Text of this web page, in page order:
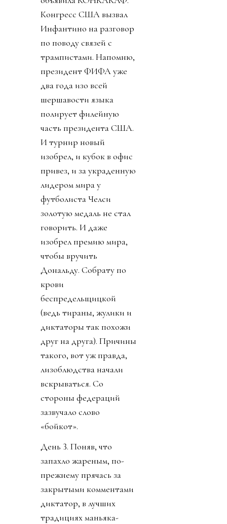
Конгресс США вызвал
Инфантино на разговор
по поводу связей с
трампистами. Напомню,
президент ФИФА уже
два года изо всей
шершавости языка
полирует филейную
часть президента США.
И турнир новый
изобрел, и кубок в офис
привез, и за украденную
лидером мира у
футболиста Челси
золотую медаль не стал
говорить. И даже
изобрел премию мира,
чтобы вручить
Дональду. Собрату по
крови
беспредельщицкой
(ведь тираны, жулики и
диктаторы так похожи
друг на друга). Причины
такого, вот уж правда,
лизоблюдства начали
вскрываться. Со
стороны федераций
зазвучало слово
«бойкот».
День 3. Поняв, что
запахло жареным, по-
прежнему прячась за
закрытыми комментами
диктатор, в лучших
традициях маньяка-